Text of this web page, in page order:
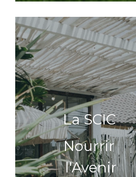
La SCIC
Nourrir
l'Avenir